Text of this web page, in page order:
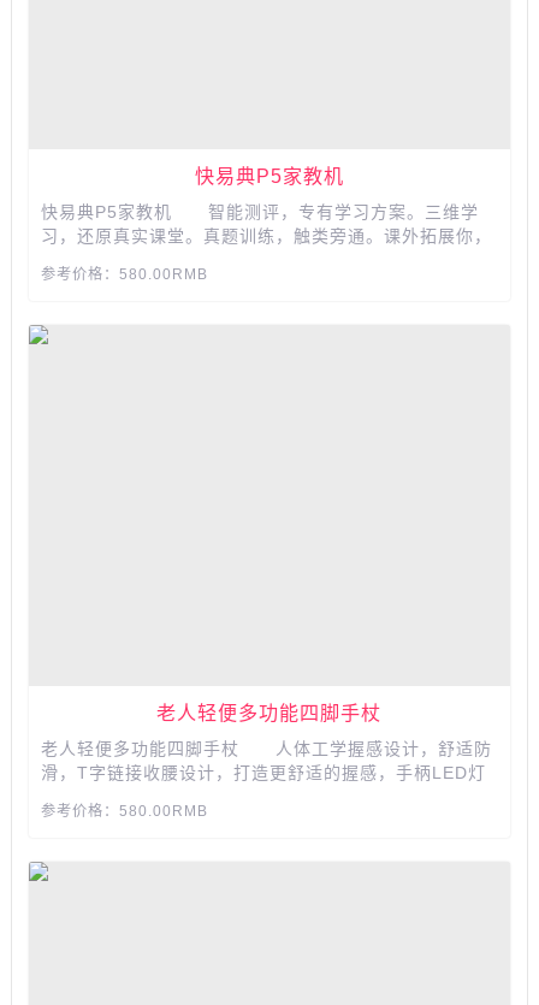
快易典P5家教机
快易典P5家教机 智能测评，专有学习方案。三维学
习，还原真实课堂。真题训练，触类旁通。课外拓展你，
参考价格：580.00RMB
老人轻便多功能四脚手杖
老人轻便多功能四脚手杖 人体工学握感设计，舒适防
滑，T字链接收腰设计，打造更舒适的握感，手柄LED灯
落，稳固安心。...
参考价格：580.00RMB